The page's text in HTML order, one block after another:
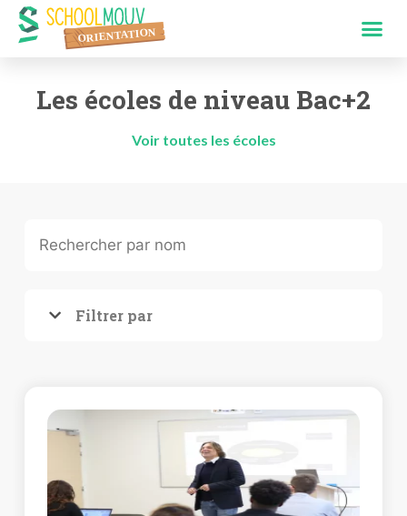
Les écoles de niveau Bac+2
Voir toutes les écoles
Filtrer par